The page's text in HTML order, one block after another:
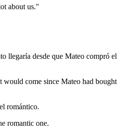
about us."
llegaría desde que Mateo compró el
would come since Mateo had bought
romántico.
romantic one.